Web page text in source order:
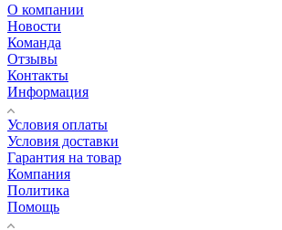
О компании
Новости
Команда
Отзывы
Контакты
Информация
Условия оплаты
Условия доставки
Гарантия на товар
Компания
Политика
Помощь